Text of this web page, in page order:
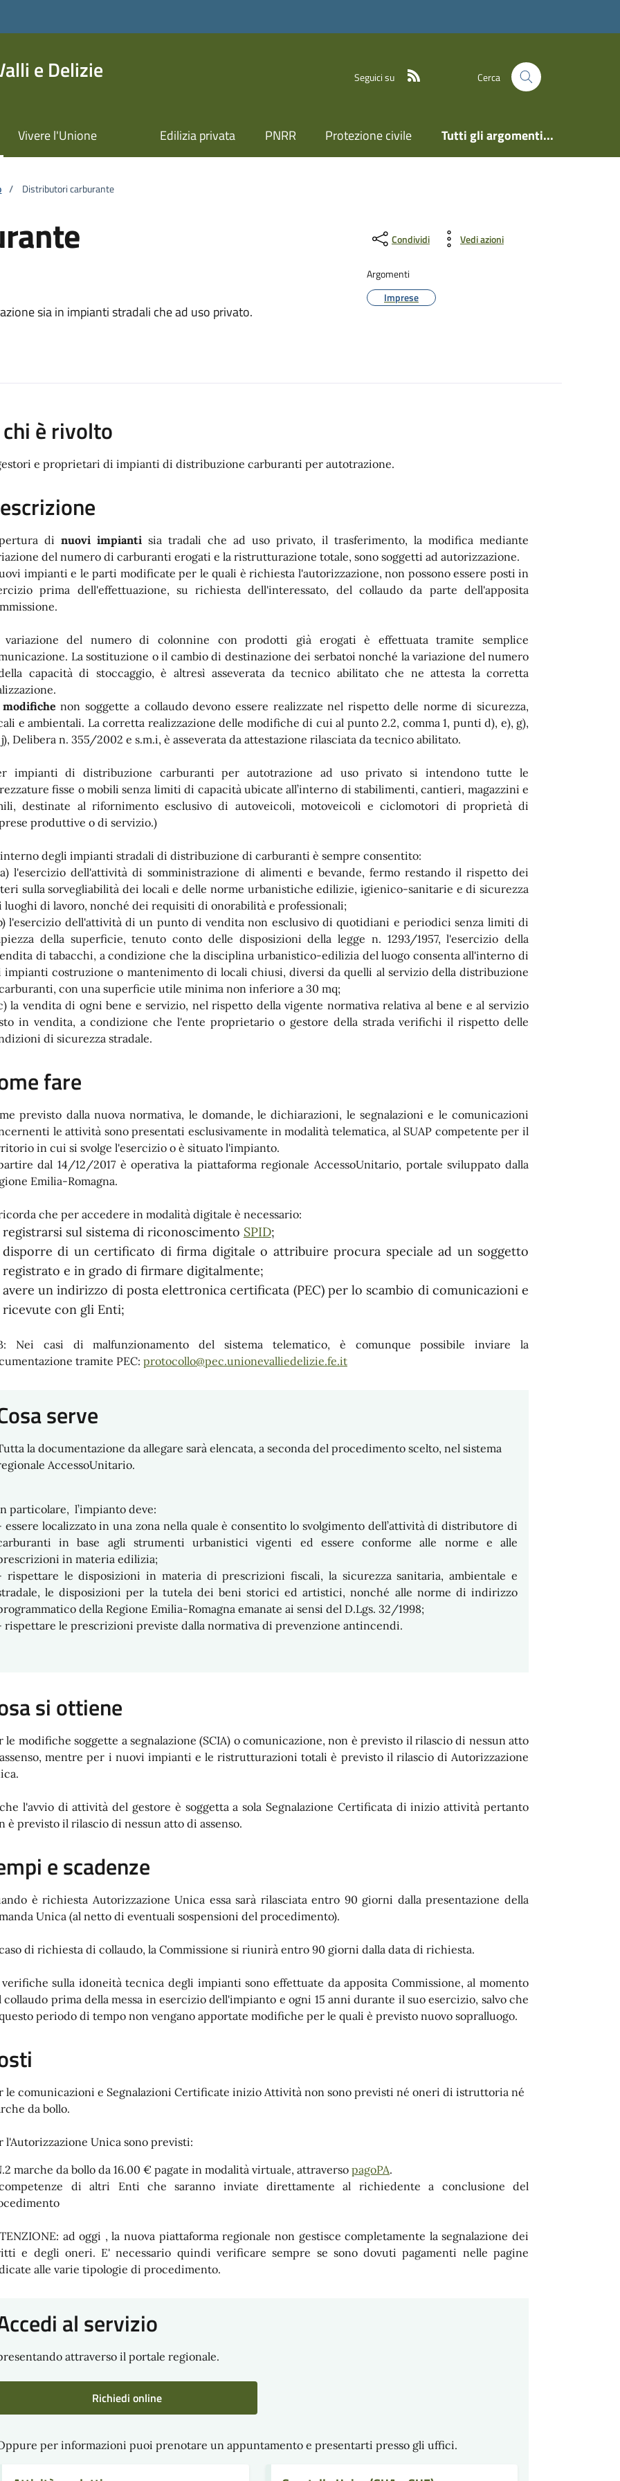
e Delizie Seguici su Cerca
Vivere l'Unione Edilizia privata PNRR Protezione civile Tutti gli argomenti...
/ Distributori carburante
sia in impianti stradali che ad uso privato.
Condividi Vedi azioni
Argomenti
Imprese
è rivolto
e proprietari di impianti di distribuzione carburanti per autotrazione.
di nuovi impianti sia tradali che ad uso privato, il trasferimento, la modifica mediante
del numero di carburanti erogati e la ristrutturazione totale, sono soggetti ad autorizzazione.
impianti e le parti modificate per le quali è richiesta l'autorizzazione, non possono essere posti in
prima dell'effettuazione, su richiesta dell'interessato, del collaudo da parte dell'apposita
variazione del numero di colonnine con prodotti già erogati è effettuata tramite semplice
La sostituzione o il cambio di destinazione dei serbatoi nonché la variazione del numero
capacità di stoccaggio, è altresì asseverata da tecnico abilitato che ne attesta la corretta
modifiche non soggette a collaudo devono essere realizzate nel rispetto delle norme di sicurezza,
e ambientali. La corretta realizzazione delle modifiche di cui al punto 2.2, comma 1, punti d), e), g),
Delibera n. 355/2002 e s.m.i, è asseverata da attestazione rilasciata da tecnico abilitato.
impianti di distribuzione carburanti per autotrazione ad uso privato si intendono tutte le
fisse o mobili senza limiti di capacità ubicate all’interno di stabilimenti, cantieri, magazzini e
destinate al rifornimento esclusivo di autoveicoli, motoveicoli e ciclomotori di proprietà di
produttive o di servizio.)
degli impianti stradali di distribuzione di carburanti è sempre consentito:
l'esercizio dell'attività di somministrazione di alimenti e bevande, fermo restando il rispetto dei
sulla sorvegliabilità dei locali e delle norme urbanistiche edilizie, igienico-sanitarie e di sicurezza
luoghi di lavoro, nonché dei requisiti di onorabilità e professionali;
l'esercizio dell'attività di un punto di vendita non esclusivo di quotidiani e periodici senza limiti di
della superficie, tenuto conto delle disposizioni della legge n. 1293/1957, l'esercizio della
di tabacchi, a condizione che la disciplina urbanistico-edilizia del luogo consenta all'interno di
impianti costruzione o mantenimento di locali chiusi, diversi da quelli al servizio della distribuzione
con una superficie utile minima non inferiore a 30 mq;
la vendita di ogni bene e servizio, nel rispetto della vigente normativa relativa al bene e al servizio
in vendita, a condizione che l'ente proprietario o gestore della strada verifichi il rispetto delle
di sicurezza stradale.
fare
previsto dalla nuova normativa, le domande, le dichiarazioni, le segnalazioni e le comunicazioni
le attività sono presentati esclusivamente in modalità telematica, al SUAP competente per il
in cui si svolge l'esercizio o è situato l'impianto.
dal 14/12/2017 è operativa la piattaforma regionale AccessoUnitario, portale sviluppato dalla
Emilia-Romagna.
che per accedere in modalità digitale è necessario:
registrarsi sul sistema di riconoscimento SPID;
disporre di un certificato di firma digitale o attribuire procura speciale ad un soggetto
registrato e in grado di firmare digitalmente;
avere un indirizzo di posta elettronica certificata (PEC) per lo scambio di comunicazioni e
ricevute con gli Enti;
Nei casi di malfunzionamento del sistema telematico, è comunque possibile inviare la
tramite PEC: protocollo@pec.unionevalliedelizie.fe.it
serve
la documentazione da allegare sarà elencata, a seconda del procedimento scelto, nel sistema
AccessoUnitario.
particolare, l’impianto deve:
essere localizzato in una zona nella quale è consentito lo svolgimento dell’attività di distributore di
in base agli strumenti urbanistici vigenti ed essere conforme alle norme e alle
in materia edilizia;
rispettare le disposizioni in materia di prescrizioni fiscali, la sicurezza sanitaria, ambientale e
le disposizioni per la tutela dei beni storici ed artistici, nonché alle norme di indirizzo
della Regione Emilia-Romagna emanate ai sensi del D.Lgs. 32/1998;
rispettare le prescrizioni previste dalla normativa di prevenzione antincendi.
si ottiene
le modifiche soggette a segnalazione (SCIA) o comunicazione, non è previsto il rilascio di nessun atto
mentre per i nuovi impianti e le ristrutturazioni totali è previsto il rilascio di Autorizzazione
l'avvio di attività del gestore è soggetta a sola Segnalazione Certificata di inizio attività pertanto
è previsto il rilascio di nessun atto di assenso.
e scadenze
è richiesta Autorizzazione Unica essa sarà rilasciata entro 90 giorni dalla presentazione della
Unica (al netto di eventuali sospensioni del procedimento).
di richiesta di collaudo, la Commissione si riunirà entro 90 giorni dalla data di richiesta.
verifiche sulla idoneità tecnica degli impianti sono effettuate da apposita Commissione, al momento
collaudo prima della messa in esercizio dell'impianto e ogni 15 anni durante il suo esercizio, salvo che
periodo di tempo non vengano apportate modifiche per le quali è previsto nuovo sopralluogo.
le comunicazioni e Segnalazioni Certificate inizio Attività non sono previsti né oneri di istruttoria né
da bollo.
l'Autorizzazione Unica sono previsti:
marche da bollo da 16.00 € pagate in modalità virtuale, attraverso pagoPA.
di altri Enti che saranno inviate direttamente al richiedente a conclusione del
ad oggi , la nuova piattaforma regionale non gestisce completamente la segnalazione dei
e degli oneri. E' necessario quindi verificare sempre se sono dovuti pagamenti nelle pagine
alle varie tipologie di procedimento.
al servizio
attraverso il portale regionale.
Richiedi online
per informazioni puoi prenotare un appuntamento e presentarti presso gli uffici.